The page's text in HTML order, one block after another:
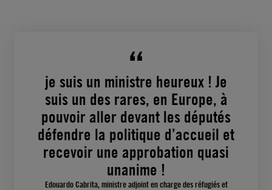
je suis un ministre heureux ! Je
suis un des rares, en Europe, à
pouvoir aller devant les députés
défendre la politique d’accueil et
recevoir une approbation quasi
unanime !
Edouardo Cabrita, ministre adjoint en charge des réfugiés et